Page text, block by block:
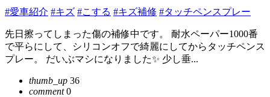
#愛車紹介 #キズ #こする #キズ補修 #タッチペンスプレー
先日擦ってしまった傷の補修中です。 耐水ペーパー1000番
で平らにして、シリコンオフで綺麗にしてからタッチペンス
プレー。 だいぶマシになりました✨ 少し垂...
thumb_up 36
comment0